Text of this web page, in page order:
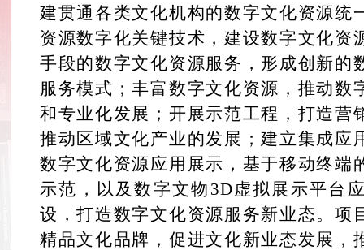
建贯通各类文化机构的数字文化资源统
资源数字化关键技术，建设数字文化资
手段的数字文化资源服务，形成创新的
服务模式；丰富数字文化资源，推动数
和专业化发展；开展示范工程，打造营
推动区域文化产业的发展；建立集成应
数字文化资源应用展示，基于移动终端
示范，以及数字文物3D虚拟展示平台
设，打造数字文化资源服务新业态。项
精品文化品牌，促进文化新业态发展，